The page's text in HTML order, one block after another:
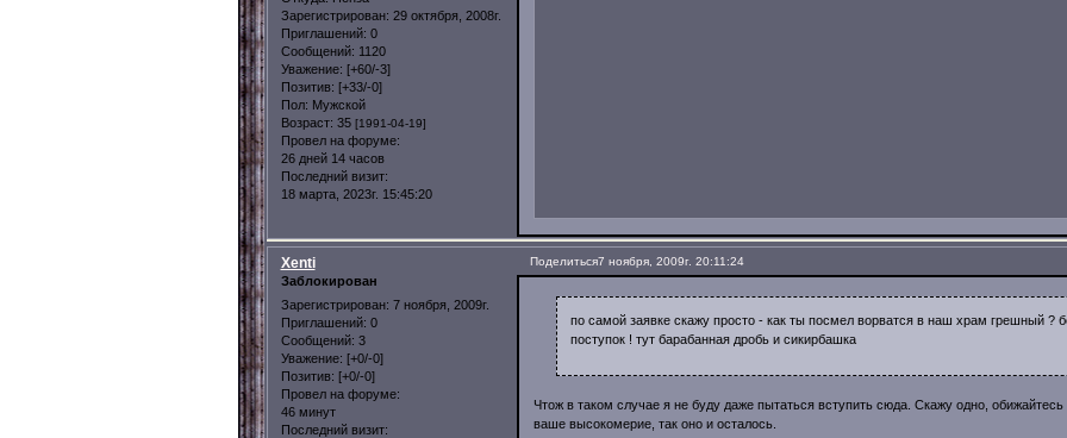
Зарегистрирован: 29 октября, 2008г.
Приглашений: 0
Сообщений: 1120
Уважение: [+60/-3]
Позитив: [+33/-0]
Пол: Мужской
Возраст: 35 [1991-04-19]
Провел на форуме:
26 дней 14 часов
Последний визит:
18 марта, 2023г. 15:45:20
Поделиться7 ноября, 2009г. 20:11:24
Xenti
Заблокирован
Зарегистрирован: 7 ноября, 2009г.
Приглашений: 0
Сообщений: 3
Уважение: [+0/-0]
Позитив: [+0/-0]
Провел на форуме:
46 минут
Последний визит:
по самой заявке скажу просто - как ты посмел ворватся в наш храм грешный ?
поступок ! тут барабанная дробь и сикирбашка
Чтож в таком случае я не буду даже пытаться вступить сюда. Скажу одно, обижайтесь
ваше высокомерие, так оно и осталось.